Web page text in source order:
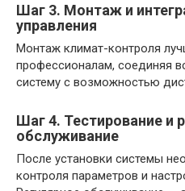
Шаг 3. Монтаж и
управления
Монтаж климат-контроля
профессионалам, соединяя
систему с возможностью
Шаг 4. Тестирование и
обслуживание
После установки системы
контроля параметров и